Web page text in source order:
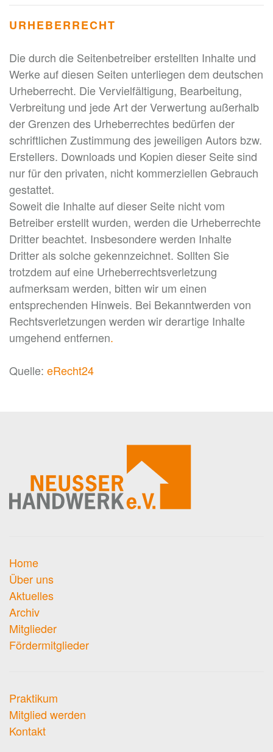
URHEBERRECHT
Die durch die Seitenbetreiber erstellten Inhalte und
Werke auf diesen Seiten unterliegen dem deutschen
Urheberrecht. Die Vervielfältigung, Bearbeitung,
Verbreitung und jede Art der Verwertung außerhalb
der Grenzen des Urheberrechtes bedürfen der
schriftlichen Zustimmung des jeweiligen Autors bzw.
Erstellers. Downloads und Kopien dieser Seite sind
nur für den privaten, nicht kommerziellen Gebrauch
gestattet.
Soweit die Inhalte auf dieser Seite nicht vom
Betreiber erstellt wurden, werden die Urheberrechte
Dritter beachtet. Insbesondere werden Inhalte
Dritter als solche gekennzeichnet. Sollten Sie
trotzdem auf eine Urheberrechtsverletzung
aufmerksam werden, bitten wir um einen
entsprechenden Hinweis. Bei Bekanntwerden von
Rechtsverletzungen werden wir derartige Inhalte
umgehend entfernen.
Quelle: eRecht24
Home
Über uns
Aktuelles
Archiv
Mitglieder
Fördermitglieder
Praktikum
Mitglied werden
Kontakt